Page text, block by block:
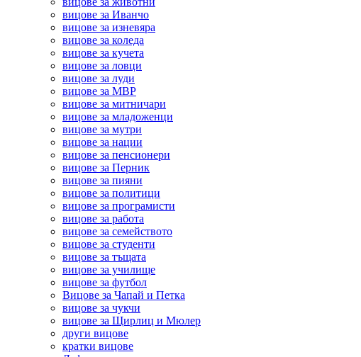
вицове за Иванчо
вицове за изневяра
вицове за коледа
вицове за кучета
вицове за ловци
вицове за луди
вицове за МВР
вицове за митничари
вицове за младоженци
вицове за мутри
вицове за нации
вицове за пенсионери
вицове за Перник
вицове за пияни
вицове за политици
вицове за програмисти
вицове за работа
вицове за семейството
вицове за студенти
вицове за тъщата
вицове за училище
вицове за футбол
Вицове за Чапай и Петка
вицове за чукчи
вицове за Щирлиц и Мюлер
други вицове
кратки вицове